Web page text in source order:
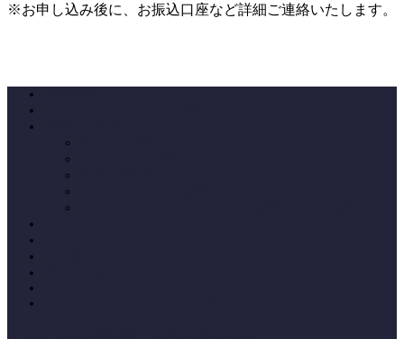
※お申し込み後に、お振込口座など詳細ご連絡いたします。